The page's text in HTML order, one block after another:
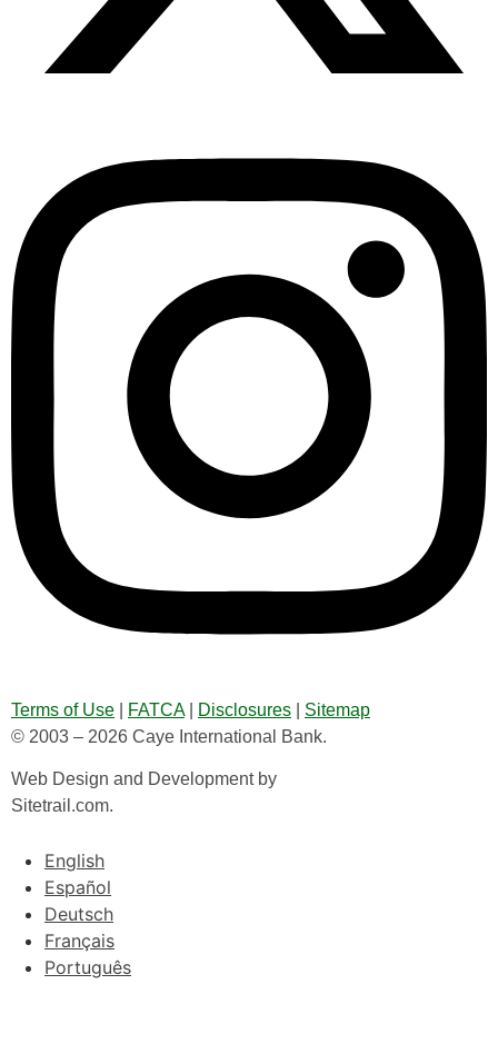
Terms of Use FATCA| Disclosures
Sitemap
© 2003 – 2026 Caye International Bank.
Web Design and Development by
Sitetrail.com.
English
Español
Deutsch
Français
Português